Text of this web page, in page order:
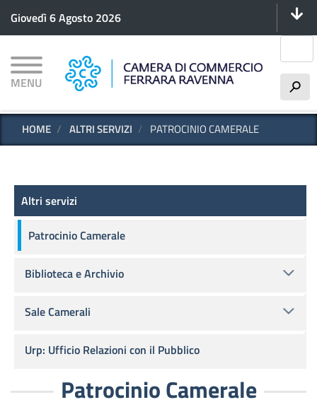
principale
Giovedì 6 Agosto 2026
MENU h
HOME ALTRI SERVIZI PATROCINIO CAMERALE
Patrocinio Camerale
Altri servizi
Altri servizi
Patrocinio Camerale
Biblioteca e Archivio
Sale Camerali
Urp: Ufficio Relazioni con il Pubblico